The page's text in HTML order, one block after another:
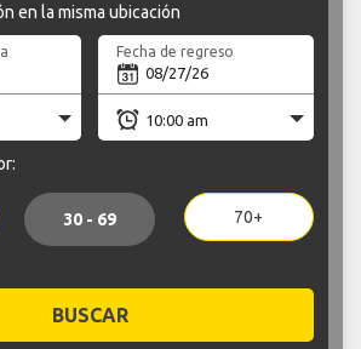
en la misma ubicación
Fecha de regreso
30 - 69 70+
BUSCAR